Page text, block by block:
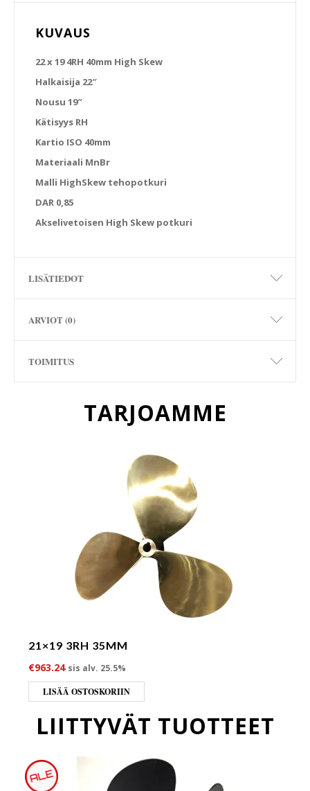
KUVAUS
22 x 19 4RH 40mm High Skew
Halkaisija 22″
Nousu 19″
Kätisyys RH
Kartio ISO 40mm
Materiaali MnBr
Malli HighSkew tehopotkuri
DAR 0,85
Akselivetoisen High Skew potkuri
LISÄTIEDOT
ARVIOT (0)
TOIMITUS
TARJOAMME
21×19 3RH 35MM
€963.24 sis alv. 25.5%
LISÄÄ OSTOSKORIIN
LIITTYVÄT TUOTTEET